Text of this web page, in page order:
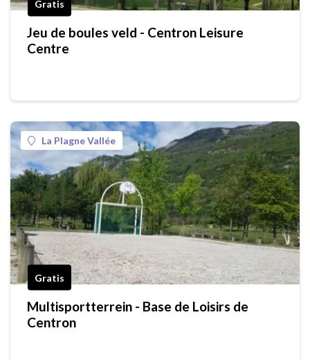
Gratis
Jeu de boules veld - Centron Leisure
Centre
La Plagne Vallée
Gratis
Multisportterrein - Base de Loisirs de
Centron